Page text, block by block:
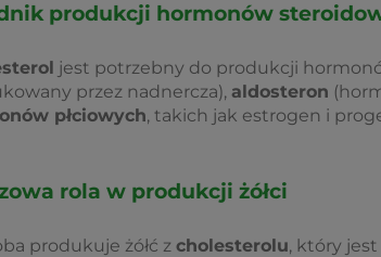
produkcji hormonów
jest potrzebny do produkcji
przez nadnercza), aldosteron
płciowych, takich jak estrogen i
rola w produkcji żółci
produkuje żółć z cholesterolu, który